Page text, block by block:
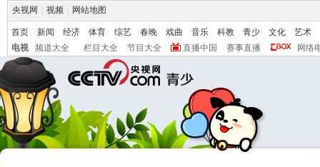
央视网 视频 网站地图
首页 新闻 经济 体育 综艺 春晚 戏曲 音乐 科教 青少 文化
艺术
电视
频道大全 栏目大全 节目大全 直播中国 赛事直播 网络